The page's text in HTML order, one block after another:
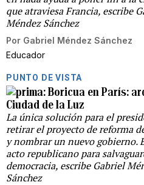
que atraviesa Francia, escribe
Méndez Sánchez
Por Gabriel Méndez Sánchez
Educador
PUNTO DE VISTA
Boricua en París:
Ciudad de la Luz
La única solución para el
retirar el proyecto de reforma
y nombrar un nuevo gobierno.
acto republicano para
democracia, escribe Gabriel
Sánchez